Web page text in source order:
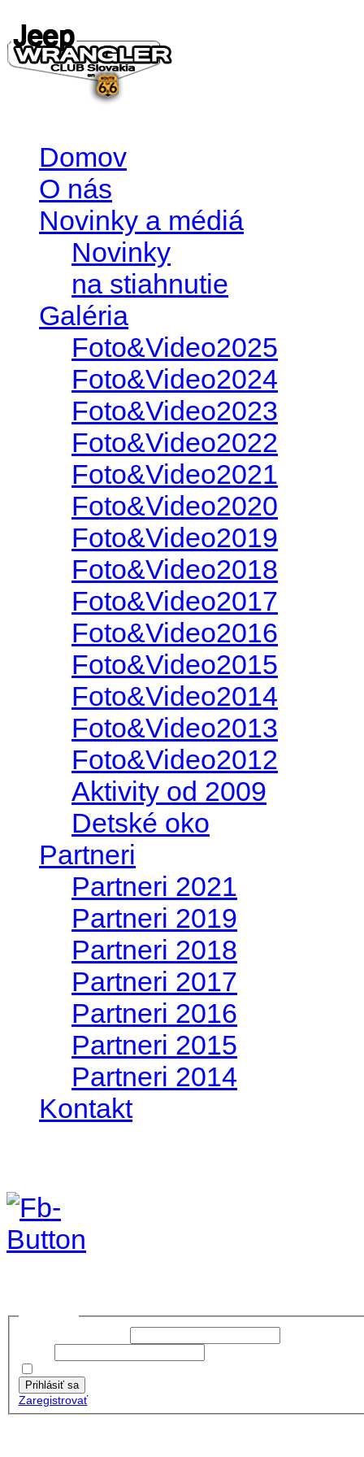
Domov
O nás
Novinky a médiá
Novinky
na stiahnutie
Galéria
Foto&Video2025
Foto&Video2024
Foto&Video2023
Foto&Video2022
Foto&Video2021
Foto&Video2020
Foto&Video2019
Foto&Video2018
Foto&Video2017
Foto&Video2016
Foto&Video2015
Foto&Video2014
Foto&Video2013
Foto&Video2012
Aktivity od 2009
Detské oko
Partneri
Partneri 2021
Partneri 2019
Partneri 2018
Partneri 2017
Partneri 2016
Partneri 2015
Partneri 2014
Kontakt
Prihlásiť sa
Zaregistrovať